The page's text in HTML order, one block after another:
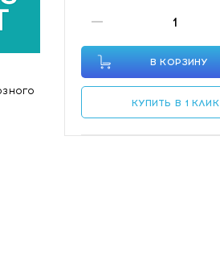
В КОРЗИНУ
КУПИТЬ В 1 КЛИК